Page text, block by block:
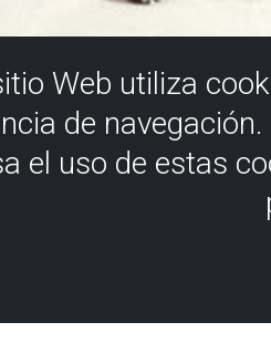
Web utiliza
de
el uso de estas